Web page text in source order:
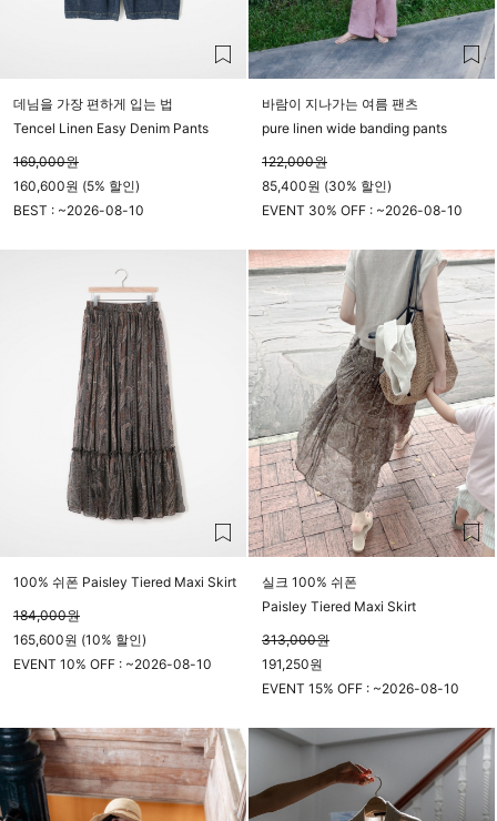
데님을 가장 편하게 입는 법
Tencel Linen Easy Denim Pants
169,000원
160,600원 (5% 할인)
BEST : ~2026-08-10
바람이 지나가는 여름 팬츠
pure linen wide banding pants
122,000원
85,400원 (30% 할인)
EVENT 30% OFF : ~2026-08-10
100% 쉬폰 Paisley Tiered Maxi Skirt
184,000원
165,600원 (10% 할인)
EVENT 10% OFF : ~2026-08-10
실크 100% 쉬폰
Paisley Tiered Maxi Skirt
313,000원
191,250원
EVENT 15% OFF : ~2026-08-10